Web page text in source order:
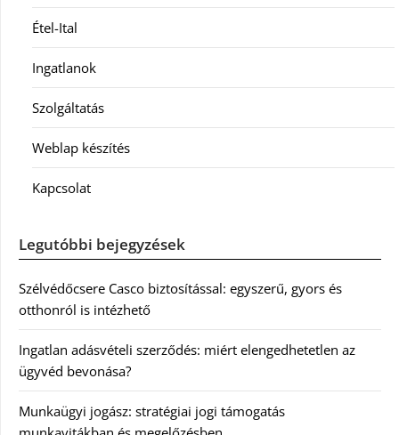
Étel-Ital
Ingatlanok
Szolgáltatás
Weblap készítés
Kapcsolat
Legutóbbi bejegyzések
Szélvédőcsere Casco biztosítással: egyszerű, gyors és
otthonról is intézhető
Ingatlan adásvételi szerződés: miért elengedhetetlen az
ügyvéd bevonása?
Munkaügyi jogász: stratégiai jogi támogatás